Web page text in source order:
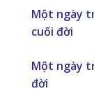
Một ngày
cuối đời
Một ngày
đời